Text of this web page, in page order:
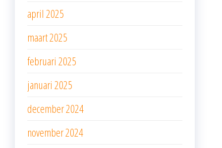
april 2025
maart 2025
februari 2025
januari 2025
december 2024
november 2024